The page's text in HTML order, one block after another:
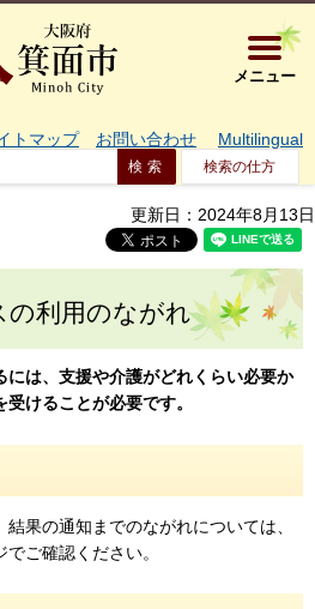
大阪府箕
メニュー
トマップ お問い合わせ Multilingual
検索の仕方
更新日：2024年8月13日
の利用のながれ
には、支援や介護がどれくらい必要か
けることが必要です。
果の通知までのながれについては、
ご確認ください。